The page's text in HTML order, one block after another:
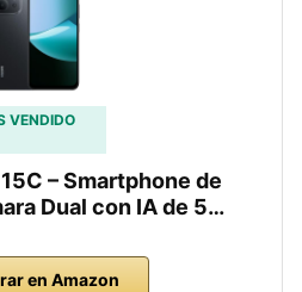
VENDIDO
– Smartphone de
Dual con IA de 5…
en Amazon